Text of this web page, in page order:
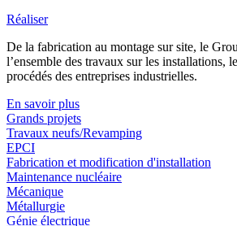
Réaliser
De la fabrication au montage sur site, le
l’ensemble des travaux sur les installations,
procédés des entreprises industrielles.
En savoir plus
Grands projets
Travaux neufs/Revamping
EPCI
Fabrication et modification d'installation
Maintenance nucléaire
Mécanique
Métallurgie
Génie électrique